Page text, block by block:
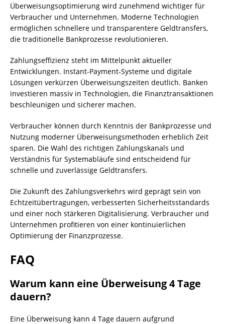
Überweisungsoptimierung wird zunehmend wichtiger für
Verbraucher und Unternehmen. Moderne Technologien
ermöglichen schnellere und transparentere Geldtransfers,
die traditionelle Bankprozesse revolutionieren.
Zahlungseffizienz steht im Mittelpunkt aktueller
Entwicklungen. Instant-Payment-Systeme und digitale
Lösungen verkürzen Überweisungszeiten deutlich. Banken
investieren massiv in Technologien, die Finanztransaktionen
beschleunigen und sicherer machen.
Verbraucher können durch Kenntnis der Bankprozesse und
Nutzung moderner Überweisungsmethoden erheblich Zeit
sparen. Die Wahl des richtigen Zahlungskanals und
Verständnis für Systemabläufe sind entscheidend für
schnelle und zuverlässige Geldtransfers.
Die Zukunft des Zahlungsverkehrs wird geprägt sein von
Echtzeitübertragungen, verbesserten Sicherheitsstandards
und einer noch stärkeren Digitalisierung. Verbraucher und
Unternehmen profitieren von einer kontinuierlichen
Optimierung der Finanzprozesse.
FAQ
Warum kann eine Überweisung 4 Tage
dauern?
Eine Überweisung kann 4 Tage dauern aufgrund